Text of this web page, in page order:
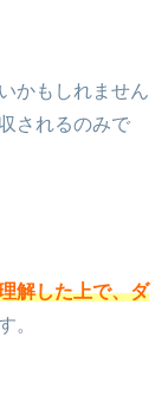
かもしれません
されるのみで
解した上で、ダ
。